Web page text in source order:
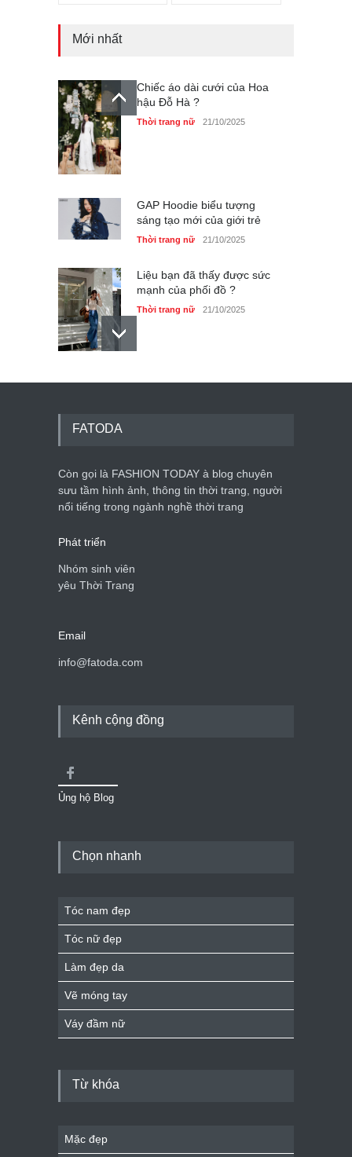
Mới nhất
Chiếc áo dài cưới của Hoa
hậu Đỗ Hà ?
Thời trang nữ 21/10/2025
GAP Hoodie biểu tượng
sáng tạo mới của giới trẻ
Thời trang nữ 21/10/2025
Liệu bạn đã thấy được sức
mạnh của phối đồ ?
Thời trang nữ 21/10/2025
Dàn túi hiệu ‘ xịn sò’ của nữ
Mẫu áo khoác đẹp cho phụ
nữ 40+
FATODA
Còn gọi là FASHION TODAY à blog chuyên
sưu tầm hình ảnh, thông tin thời trang, người
nổi tiếng trong ngành nghề thời trang
Phát triển
Nhóm sinh viên
yêu Thời Trang
Email
info@fatoda.com
Kênh cộng đồng
Ủng hộ Blog
Chọn nhanh
Tóc nam đẹp
Tóc nữ đẹp
Làm đẹp da
Vẽ móng tay
Váy đầm nữ
Từ khóa
Mặc đẹp